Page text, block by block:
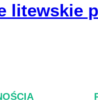
litewskie